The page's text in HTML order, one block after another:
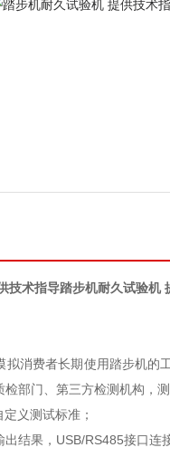
技术指导踏步机耐久试验机
拟消费者长期使用踏步机的
检部门、第三方检测机构，
义测试标准；
结果，USB/RS485接口连